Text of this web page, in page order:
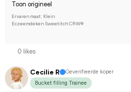
Toon origineel
Ervaren maat: Klein
Eczeemdeken Sweetitch CRW®
0 likes
Cecilie R
Geverifieerde koper
Bucket filling Trainee